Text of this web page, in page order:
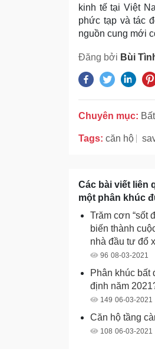
kinh tế tại Việt
phức tạp và tác
nguồn cung mới
Đăng bởi Bùi
Chuyên mục:
Tags: căn hộ
Các bài viết liên
một phân khúc
Trăm cơn “sốt
biến thành
nhà đầu tư đổ
96 08-03-2021
Phân khúc bất
định năm
149 06-03-2021
Căn hộ tầng
108 06-03-2021